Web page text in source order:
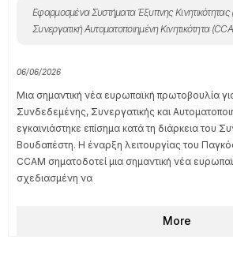
Δημιουργήθηκε το Παγκόσμιο
Παρατηρητήριο για τη
Αυτοματοποιημένη
συμβολή του I-SENSE
Εφαρμοσμένα Συστήματα Έξυπνης Κινητικότητας